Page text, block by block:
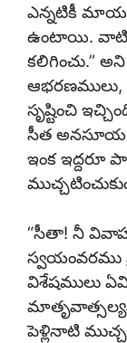
ఎన్నటికీ
ఉంటాయి. వాటిని
కలిగించు.”
ఆభరణములు,
సృష్టించి
సీత అనసూయ
ఇంక
“సీతా! నీ
స్వయంవరము
విశేషములు
పెళ్లినాటి